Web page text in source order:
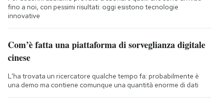
fino a noi, con pessimi risultati: oggi esistono tecnologie
innovative
Com’è fatta una piattaforma di sorveglianza digitale
cinese
L'ha trovata un ricercatore qualche tempo fa: probabilmente è
una demo ma contiene comunque una quantità enorme di dati